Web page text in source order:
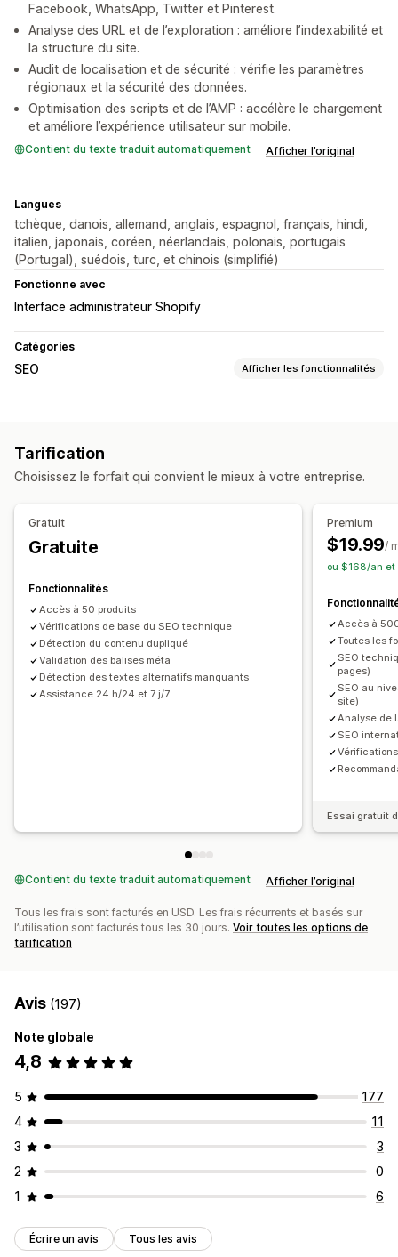
Facebook, WhatsApp, Twitter et Pinterest.
Analyse des URL et de l’exploration : améliore l’indexabilité et
la structure du site.
Audit de localisation et de sécurité : vérifie les paramètres
régionaux et la sécurité des données.
Optimisation des scripts et de l’AMP : accélère le chargement
et améliore l’expérience utilisateur sur mobile.
Contient du texte traduit automatiquement Afficher l’original
Langues
tchèque, danois, allemand, anglais, espagnol, français, hindi,
italien, japonais, coréen, néerlandais, polonais, portugais
(Portugal), suédois, turc, et chinois (simplifié)
Fonctionne avec
Interface administrateur Shopify
Catégories
SEO Afficher les fonctionnalités
Optimisation d’URL
Optimisation de contenu Optimisation de métadonnées
Analyses de la concurrence
Suivi du classement
Tarification
Choisissez le forfait qui convient le mieux à votre entreprise.
Gratuit
Gratuite
Fonctionnalités
Accès à 50 produits
Vérifications de base du SEO technique
Détection du contenu dupliqué
Validation des balises méta
Détection des textes alternatifs manquants
Assistance 24 h/24 et 7 j/7
Premium
$19.99/
ou $168/an et
Accès à
Toutes les
SEO
pages)
SEO au
site)
Analyse de
SEO
Essai gratuit
Contient du texte traduit automatiquement Afficher l’original
Tous les frais sont facturés en USD. Les frais récurrents et basés sur
l’utilisation sont facturés tous les 30 jours. Voir toutes les options de
tarification
Avis (197)
Note globale
4,8
5
177
4
11
3
3
2
0
1
6
Écrire un avis Tous les avis